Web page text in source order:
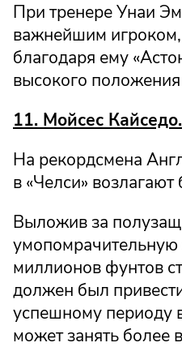
При тренере Унаи
важнейшим
благодаря ему
высокого
11. Мойсес Кайседо.
На рекордсмена
в «Челси»
Выложив за
миллионов фунтов
должен был
успешному периоду
может занять более